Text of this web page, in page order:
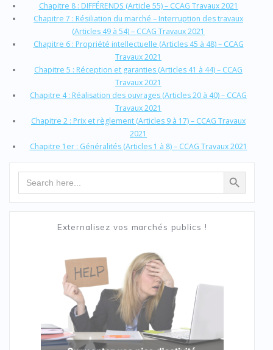
Chapitre 8 : DIFFÉRENDS (Article 55) – CCAG Travaux 2021
Chapitre 7 : Résiliation du marché – Interruption des travaux
(Articles 49 à 54) – CCAG Travaux 2021
Chapitre 6 : Propriété intellectuelle (Articles 45 à 48) – CCAG
Travaux 2021
Chapitre 5 : Réception et garanties (Articles 41 à 44) – CCAG
Travaux 2021
Chapitre 4 : Réalisation des ouvrages (Articles 20 à 40) – CCAG
Travaux 2021
Chapitre 2 : Prix et règlement (Articles 9 à 17) – CCAG Travaux
2021
Chapitre 1er : Généralités (Articles 1 à 8) – CCAG Travaux 2021
Search Search Button
Externalisez vos marchés publics !